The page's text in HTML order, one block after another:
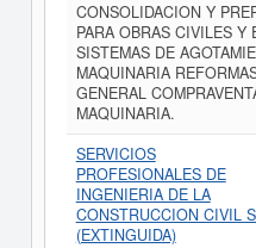
CONSOLIDACION Y
PARA OBRAS CIVILES
SISTEMAS DE
MAQUINARIA
GENERAL
MAQUINARIA.
SERVICIOS
PROFESIONALES DE
INGENIERIA DE LA
CONSTRUCCION CIVIL
(EXTINGUIDA)